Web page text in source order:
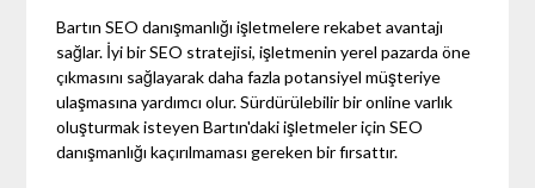
Bartın SEO danışmanlığı işletmelere rekabet avantajı
sağlar. İyi bir SEO stratejisi, işletmenin yerel pazarda öne
çıkmasını sağlayarak daha fazla potansiyel müşteriye
ulaşmasına yardımcı olur. Sürdürülebilir bir online varlık
oluşturmak isteyen Bartın'daki işletmeler için SEO
danışmanlığı kaçırılmaması gereken bir fırsattır.